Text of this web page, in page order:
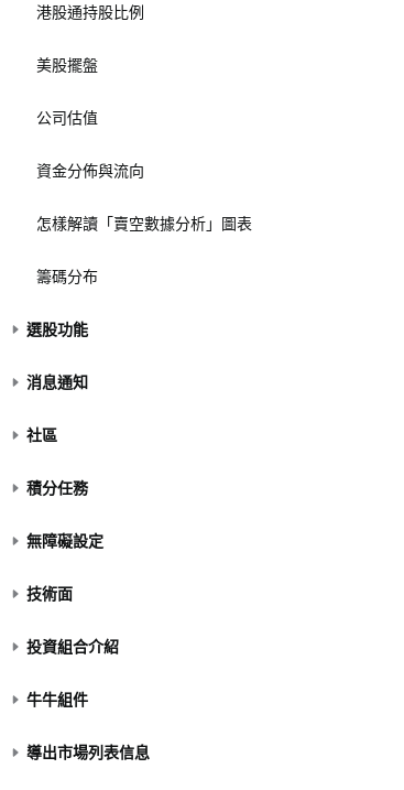
港股通持股比例
美股擺盤
公司估值
資金分佈與流向
怎樣解讀「賣空數據分析」圖表
籌碼分布
選股功能
消息通知
社區
積分任務
無障礙設定
技術面
投資組合介紹
牛牛組件
導出市場列表信息